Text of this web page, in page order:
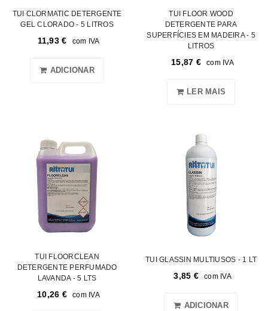
TUI CLORMATIC DETERGENTE
GEL CLORADO - 5 LITROS
11,93€ com IVA
ADICIONAR
TUI FLOOR WOOD
DETERGENTE PARA
SUPERFÍCIES EM MADEIRA - 5
LITROS
15,87 € com IVA
LER MAIS
TUI FLOORCLEAN
DETERGENTE PERFUMADO
LAVANDA - 5 LTS
10,26 € com IVA
TUI GLASSIN MULTIUSOS - 1 LT
3,85 € com IVA
ADICIONAR